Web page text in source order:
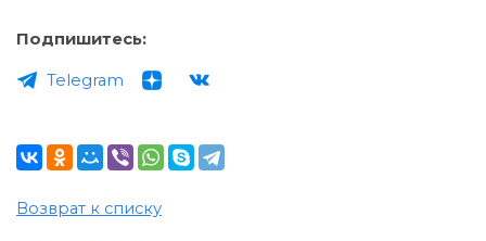
Подпишитесь:
Telegram
Возврат к списку